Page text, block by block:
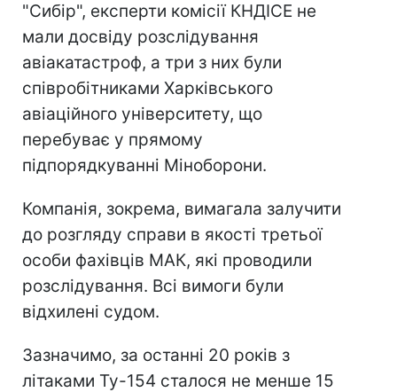
"Сибір", експерти комісії КНДІСЕ не
мали досвіду розслідування
авіакатастроф, а три з них були
співробітниками Харківського
авіаційного університету, що
перебуває у прямому
підпорядкуванні Міноборони.
Компанія, зокрема, вимагала залучити
до розгляду справи в якості третьої
особи фахівців МАК, які проводили
розслідування. Всі вимоги були
відхилені судом.
Зазначимо, за останні 20 років з
літаками Ту-154 сталося не менше 15